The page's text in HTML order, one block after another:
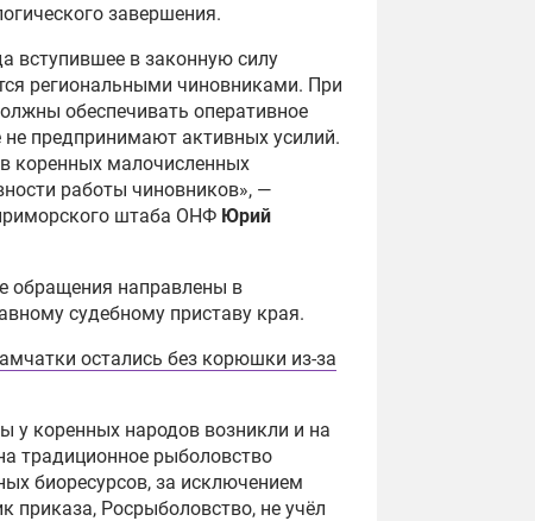
завершения.
вступившее в законную силу
региональными чиновниками. При
обеспечивать оперативное
предпринимают активных усилий.
коренных малочисленных
работы чиновников», —
штаба ОНФ Юрий
обращения направлены в
судебному приставу края.
остались без корюшки из-за
у коренных народов возникли и на
традиционное рыболовство
биоресурсов, за исключением
приказа, Росрыболовство, не учёл